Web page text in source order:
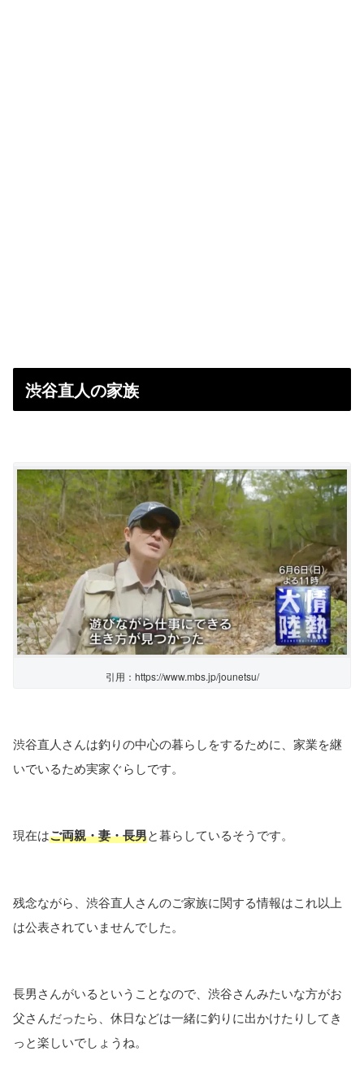
渋谷直人の家族
引用：https://www.mbs.jp/jounetsu/
渋谷直人さんは釣りの中心の暮らしをするために、家業を継
いでいるため実家ぐらしです。
現在はご両親・妻・長男と暮らしているそうです。
残念ながら、渋谷直人さんのご家族に関する情報はこれ以上
は公表されていませんでした。
長男さんがいるということなので、渋谷さんみたいな方がお
父さんだったら、休日などは一緒に釣りに出かけたりしてき
っと楽しいでしょうね。